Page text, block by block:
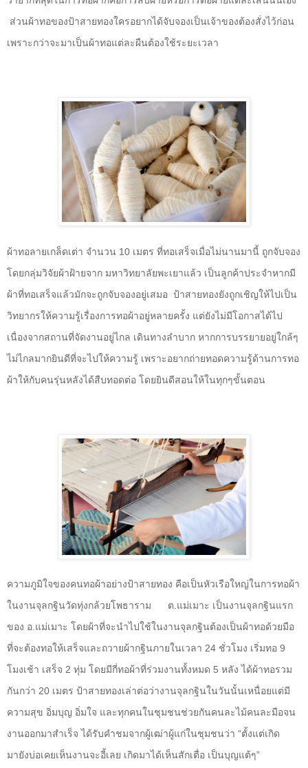
ส่วนผ้าทอของป้าสายทองใครอยากได้จับจองเป็นเจ้าของต้องสั่งไว้ก่อน
เพราะกว่าจะมาเป็นผ้าทอแต่ละผืนต้องใช้ระยะเวลา
ผ้าทอลายเกล็ดเต่า จำนวน 10 เมตร ที่ทอเสร็จเมื่อไม่นานมานี้ ถูกจับจอง
โดยกลุ่มวิจัยผ้าฝ้ายจาก มหาวิทยาลัยพะเยาแล้ว เป็นลูกค้าประจำหากมี
ผ้าที่ทอเสร็จแล้วมักจะถูกจับจองอยู่เสมอ ป้าสายทองยังถูกเชิญให้ไปเป็น
วิทยากรให้ความรู้เรื่องการทอผ้าอยู่หลายครั้ง แต่ยังไม่มีโอกาสได้ไป
เนื่องจากสถานที่จัดงานอยู่ไกล เดินทางลำบาก หากการบรรยายอยู่ใกล้ๆ
ไม่ไกลมากยินดีที่จะไปให้ความรู้ เพราะอยากถ่ายทอดความรู้ด้านการทอ
ผ้าให้กับคนรุ่นหลังได้สืบทอดต่อ โดยยินดีสอนให้ในทุกๆขั้นตอน
ความภูมิใจของคนทอผ้าอย่างป้าสายทอง คือเป็นหัวเรือใหญ่ในการทอผ้า
ในงานจุลกฐินวัดทุ่งกล้วยโพธาราม
ต.แม่เมาะ เป็นงานจุลกฐินแรก
ของ อ.แม่เมาะ โดยผ้าที่จะนำไปใช้ในงานจุลกฐินต้องเป็นผ้าทอด้วยมือ
ที่จะต้องทอให้เสร็จและถวายผ้ากฐินภายในเวลา 24 ชั่วโมง เริ่มทอ 9
โมงเช้า เสร็จ 2 ทุ่ม โดยมีกี่ทอผ้าที่ร่วมงานทั้งหมด 5 หลัง ได้ผ้าทอรวม
กันกว่า 20 เมตร ป้าสายทองเล่าต่อว่างานจุลกฐินในวันนั้นเหนื่อยแต่มี
ความสุข อิ่มบุญ อิ่มใจ และทุกคนในชุมชนช่วยกันคนละไม้คนละมือจน
งานออกมาสำเร็จ ได้รับคำชมจากผู้เฒ่าผู้แก่ในชุมชนว่า “ตั้งแต่เกิด
มายังบ่อเคยเห็นงานจะอี้เลย เกิดมาได้เห็นสักเตื่อ เป็นบุญแต้ๆ”